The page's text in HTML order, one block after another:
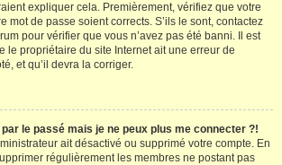
expliquer cela. Premièrement, vérifiez que votre
mot de passe soient corrects. S’ils le sont, contactez
pour vérifier que vous n’avez pas été banni. Il est
le propriétaire du site Internet ait une erreur de
et qu’il devra la corriger.
le passé mais je ne peux plus me connecter ?!
ait désactivé ou supprimé votre compte. En
régulièrement les membres ne postant pas